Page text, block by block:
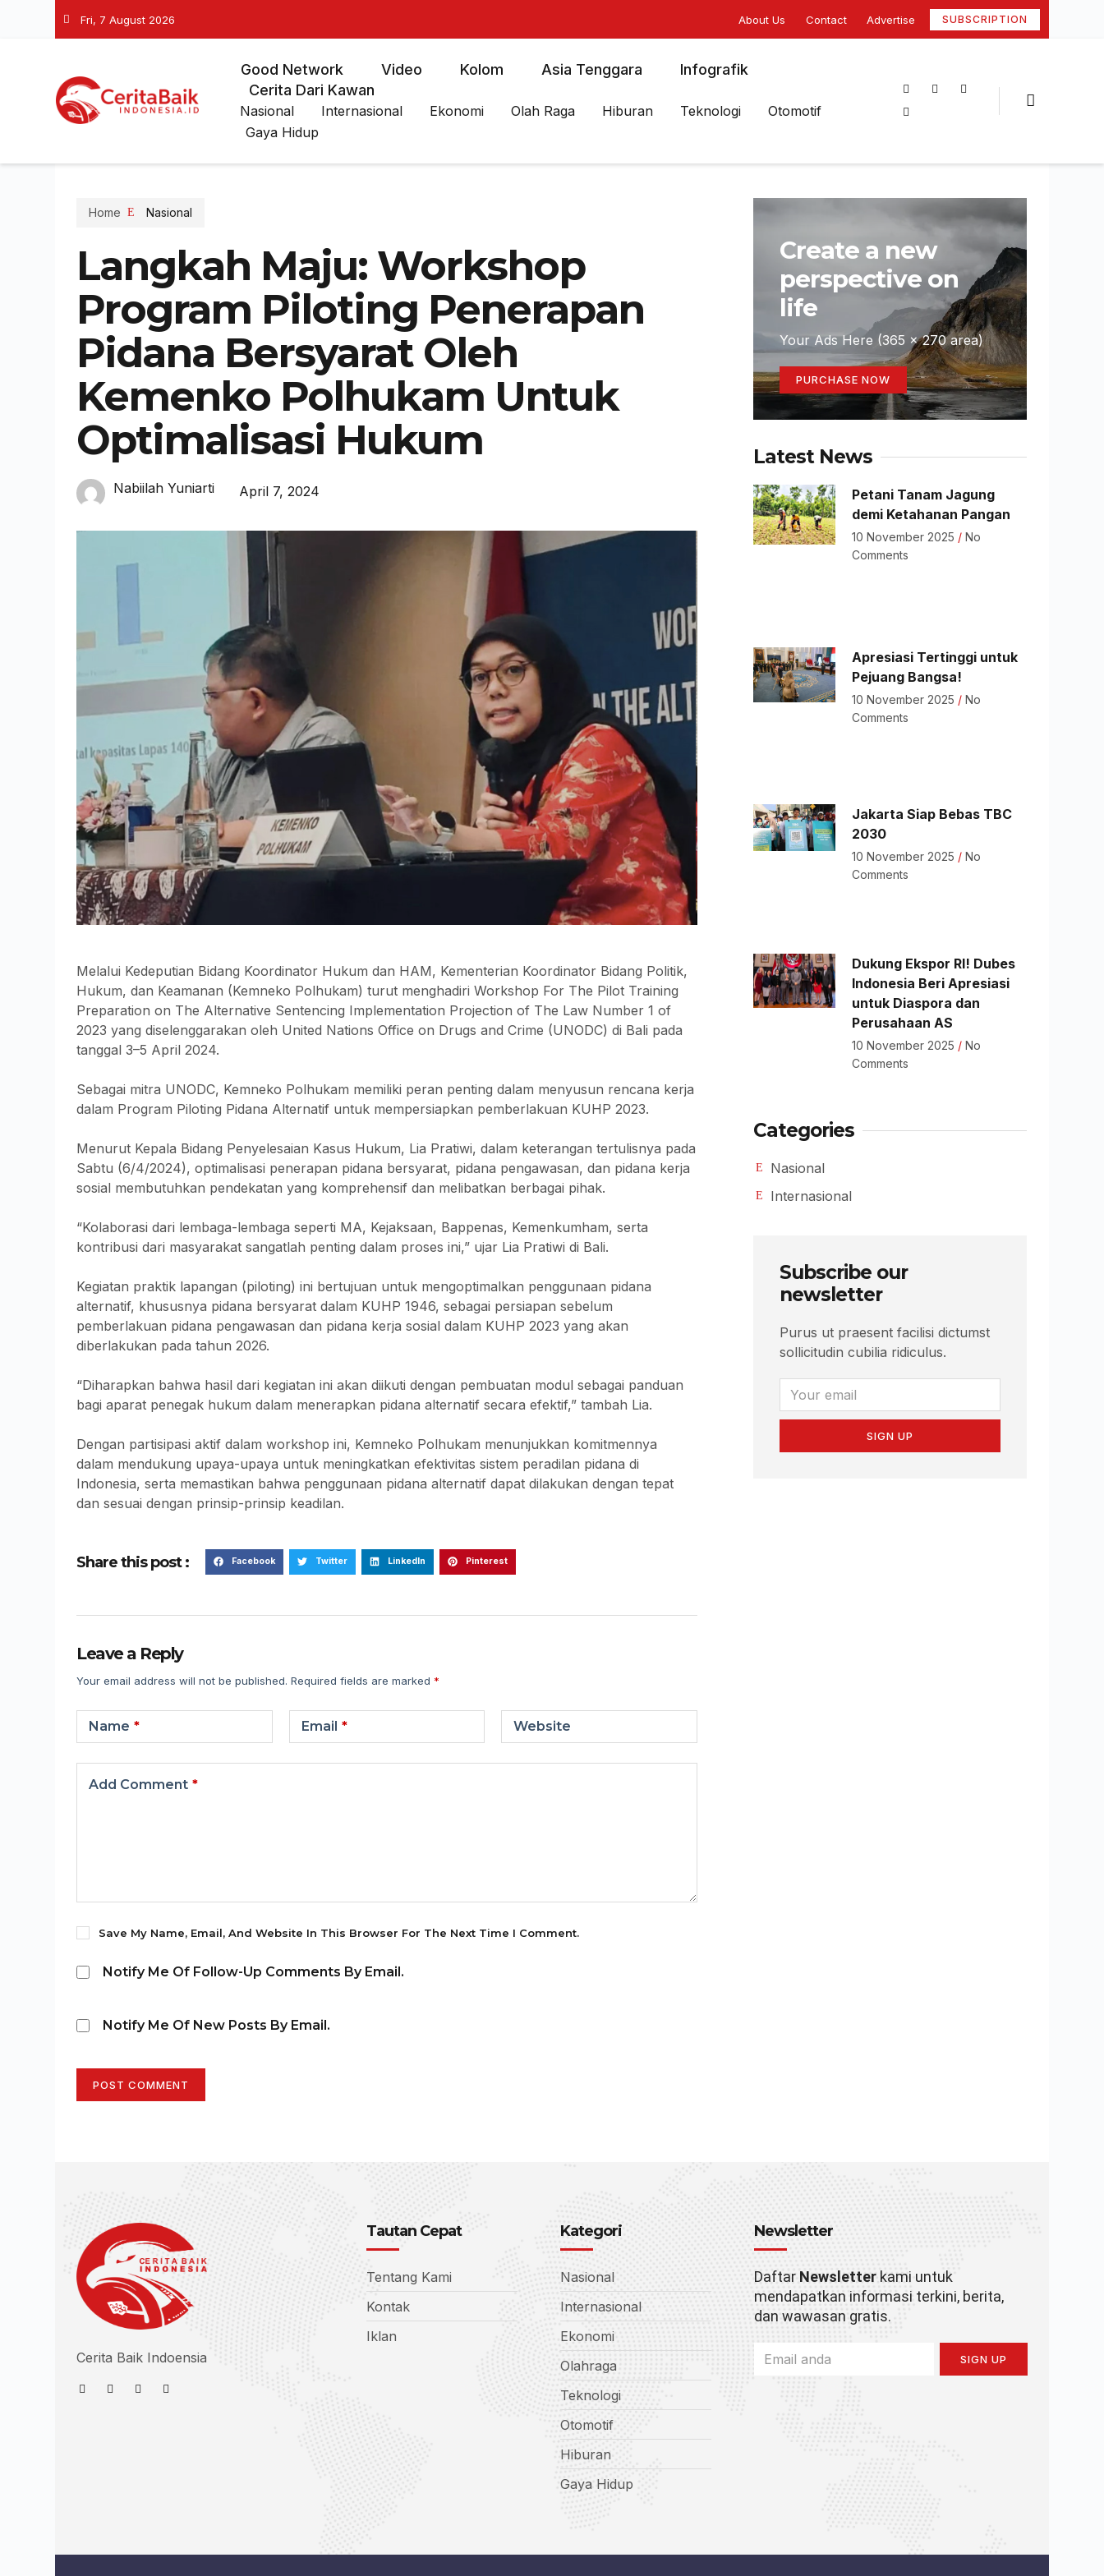
Fri, 7 August 2026 About Us Contact Advertise SUBSCRIPTION
Good Network Video Kolom Asia Tenggara
Infografik
Cerita Dari Kawan
Nasional Internasional Ekonomi Olah Raga Hiburan Teknologi
Otomotif
Gaya Hidup
Home Nasional
Langkah Maju: Workshop
Program Piloting Penerapan
Pidana Bersyarat Oleh
Kemenko Polhukam Untuk
Optimalisasi Hukum
Nabiilah Yuniarti April 7, 2024
Melalui Kedeputian Bidang Koordinator Hukum dan HAM, Kementerian Koordinator Bidang Politik,
Hukum, dan Keamanan (Kemneko Polhukam) turut menghadiri Workshop For The Pilot Training
Preparation on The Alternative Sentencing Implementation Projection of The Law Number 1 of
2023 yang diselenggarakan oleh United Nations Office on Drugs and Crime (UNODC) di Bali pada
tanggal 3–5 April 2024.
Sebagai mitra UNODC, Kemneko Polhukam memiliki peran penting dalam menyusun rencana kerja
dalam Program Piloting Pidana Alternatif untuk mempersiapkan pemberlakuan KUHP 2023.
Menurut Kepala Bidang Penyelesaian Kasus Hukum, Lia Pratiwi, dalam keterangan tertulisnya pada
Sabtu (6/4/2024), optimalisasi penerapan pidana bersyarat, pidana pengawasan, dan pidana kerja
sosial membutuhkan pendekatan yang komprehensif dan melibatkan berbagai pihak.
“Kolaborasi dari lembaga-lembaga seperti MA, Kejaksaan, Bappenas, Kemenkumham, serta
kontribusi dari masyarakat sangatlah penting dalam proses ini,” ujar Lia Pratiwi di Bali.
Kegiatan praktik lapangan (piloting) ini bertujuan untuk mengoptimalkan penggunaan pidana
alternatif, khususnya pidana bersyarat dalam KUHP 1946, sebagai persiapan sebelum
pemberlakuan pidana pengawasan dan pidana kerja sosial dalam KUHP 2023 yang akan
diberlakukan pada tahun 2026.
“Diharapkan bahwa hasil dari kegiatan ini akan diikuti dengan pembuatan modul sebagai panduan
bagi aparat penegak hukum dalam menerapkan pidana alternatif secara efektif,” tambah Lia.
Dengan partisipasi aktif dalam workshop ini, Kemneko Polhukam menunjukkan komitmennya
dalam mendukung upaya-upaya untuk meningkatkan efektivitas sistem peradilan pidana di
Indonesia, serta memastikan bahwa penggunaan pidana alternatif dapat dilakukan dengan tepat
dan sesuai dengan prinsip-prinsip keadilan.
Share this post : Facebook Twitter LinkedIn Pinterest
Leave a Reply
Your email address will not be published. Required fields are marked *
Name * Email * Website
Add Comment *
Save My Name, Email, And Website In This Browser For The Next Time I Comment.
Notify Me Of Follow-Up Comments By Email.
Notify Me Of New Posts By Email.
POST COMMENT
Create a new
perspective on
life
Your Ads Here (365 x 270 area)
PURCHASE NOW
Latest News
Petani Tanam Jagung
demi Ketahanan Pangan
10 November 2025
No
Comments
Apresiasi Tertinggi untuk
Pejuang Bangsa!
10 November 2025
No
Comments
Jakarta Siap Bebas TBC
2030
10 November 2025
No
Comments
Dukung Ekspor RI! Dubes
Indonesia Beri Apresiasi
untuk Diaspora dan
Perusahaan AS
10 November 2025
No
Comments
Categories
Nasional
Internasional
Subscribe our
newsletter
Purus ut praesent facilisi dictumst
sollicitudin cubilia ridiculus.
SIGN UP
Cerita Baik Indoensia
Tautan Cepat
Tentang Kami
Kontak
Iklan
Kategori
Nasional
Internasional
Ekonomi
Olahraga
Teknologi
Otomotif
Hiburan
Gaya Hidup
Newsletter
Daftar Newsletterkami untuk
mendapatkan informasi terkini, berita,
dan wawasan gratis.
SIGN UP